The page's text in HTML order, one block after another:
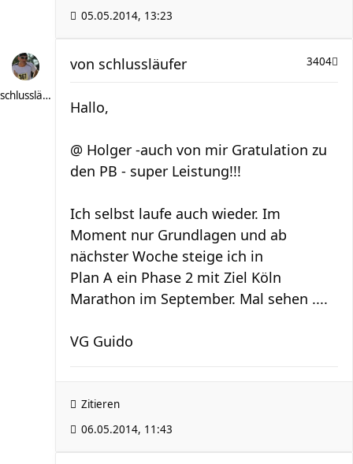
05.05.2014, 13:23
schlussläufer
3404
von schlussläufer
Hallo,
@ Holger -auch von mir Gratulation zu
den PB - super Leistung!!!
Ich selbst laufe auch wieder. Im
Moment nur Grundlagen und ab
nächster Woche steige ich in
Plan A ein Phase 2 mit Ziel Köln
Marathon im September. Mal sehen ....
VG Guido
Zitieren
06.05.2014, 11:43